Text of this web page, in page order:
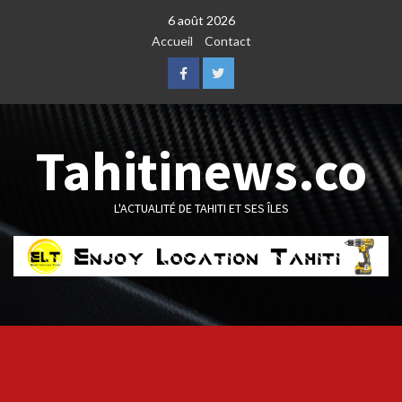
6 août 2026
Accueil
Contact
FacebookTwitter
Tahitinews.co
L'ACTUALITÉ DE TAHITI ET SES ÎLES